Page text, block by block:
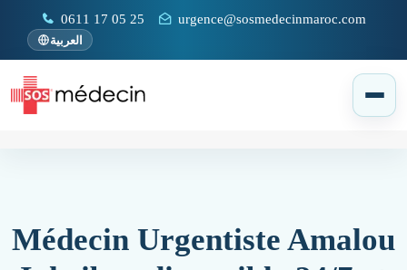
0611 17 05 25 urgence@sosmedecinmaroc.com
العربية
Médecin Urgentiste Amalou